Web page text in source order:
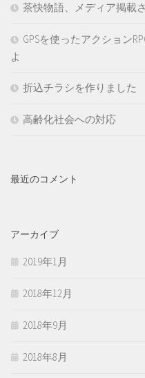
茶快物語、メディア掲載
GPSを使ったアクション
よ
折込チラシを作りました
高齢化社会への対応
最近のコメント
アーカイブ
2019年1月
2018年12月
2018年9月
2018年8月